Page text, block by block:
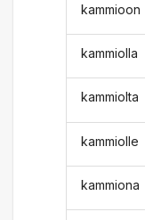
kammioon
kammiolla
kammiolta
kammiolle
kammiona